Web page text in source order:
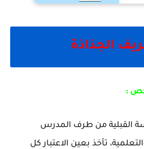
الجذاذة
:
القبلية من طرف المدرس
تأخذ بعين الاعتبار كل